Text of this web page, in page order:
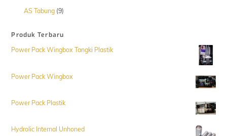
AS Tabung 99
Produk Terbaru
Power Pack Wingbox Tangki Plastik
Power Pack Wingbox
Power Pack Plastik
Hydrolic Internal Unhoned